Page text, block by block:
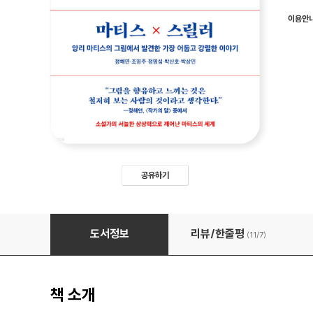
공유하기
이용안
마티스×스릴러
도서정보 리뷰/한줄평 (11/7)
책 소개